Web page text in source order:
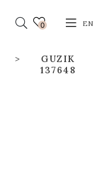
0 EN
GUZIK
137648